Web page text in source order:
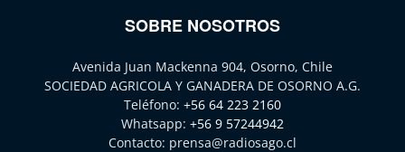
SOBRE NOSOTROS
Avenida Juan Mackenna 904, Osorno, Chile
SOCIEDAD AGRICOLA Y GANADERA DE OSORNO A.G.
Teléfono: +56 64 223 2160
Whatsapp: +56 9 57244942
Contacto: prensa@radiosago.cl